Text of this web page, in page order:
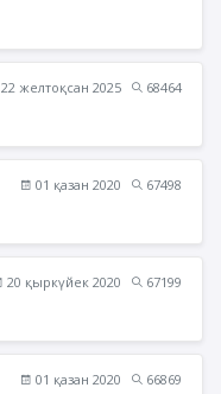
22 желтоқсан 2025
68464
01 қазан 2020
67498
20 қыркүйек 2020
67199
01 қазан 2020
66869